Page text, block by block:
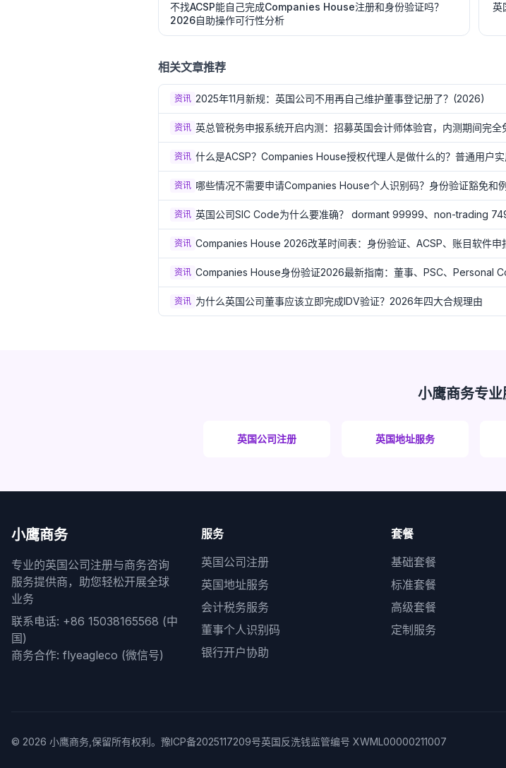
不找ACSP能自己完成Companies House注册和身份验证吗？
2026自助操作可行性分析
英
相关文章推荐
资讯 2025年11月新规：英国公司不用再自己维护董事登记册了？(2026)
资讯 英总管税务申报系统开启内测：招募英国会计师体验官，内测期间完全
资讯 什么是ACSP？Companies House授权代理人是做什么的？普通用户实
资讯 哪些情况不需要申请Companies House个人识别码？身份验证豁免和
资讯 英国公司SIC Code为什么要准确？ dormant 99999、non-trading
资讯 Companies House 2026改革时间表：身份验证、ACSP、账目软件申
资讯 Companies House身份验证2026最新指南：董事、PSC、Personal
资讯 为什么英国公司董事应该立即完成IDV验证？2026年四大合规理由
小鹰商务专业
英国公司注册 英国地址服务
小鹰商务
专业的英国公司注册与商务咨询
服务提供商，助您轻松开展全球
业务
联系电话: +86 15038165568 (中
国)
商务合作: flyeagleco (微信号)
服务
英国公司注册
英国地址服务
会计税务服务
董事个人识别码
银行开户协助
套餐
基础套餐
标准套餐
高级套餐
定制服务
© 2026 小鹰商务,保留所有权利。 豫ICP备2025117209号英国反洗钱监管编号 XWML00000211007